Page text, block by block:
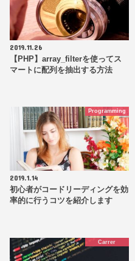
2019.11.26
【PHP】array_filterを使ってス
マートに配列を抽出する方法
Programming
2019.1.14
初心者がコードリーディングを効
率的に行うコツを紹介します
Carrer